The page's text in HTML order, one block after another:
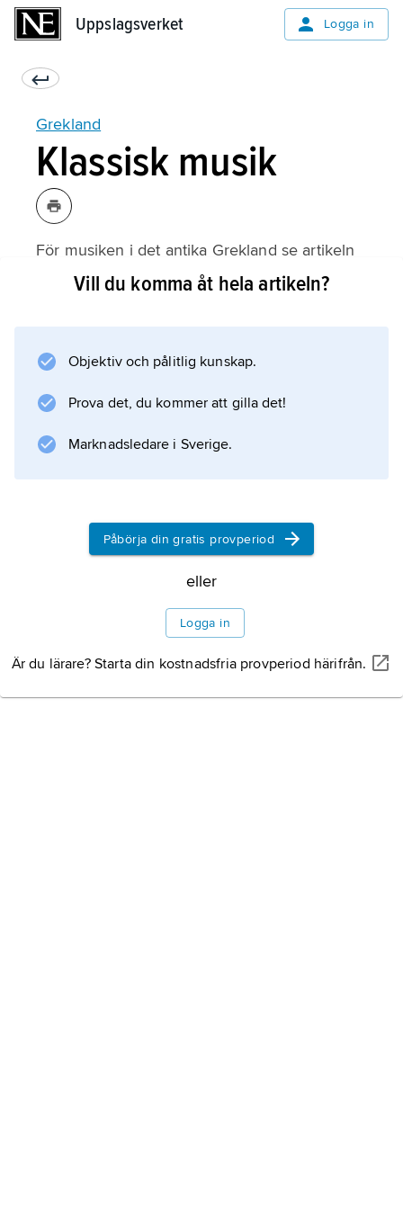
Uppslagsverket Logga in
Grekland
Klassisk musik
För musiken i det antika Grekland se artikeln
grekisk musik
Vill du komma åt hela artikeln?
Objektiv och pålitlig kunskap.
Prova det, du kommer att gilla det!
Marknadsledare i Sverige.
Påbörja din gratis provperiod
eller
Logga in
Är du lärare? Starta din kostnadsfria provperiod härifrån.